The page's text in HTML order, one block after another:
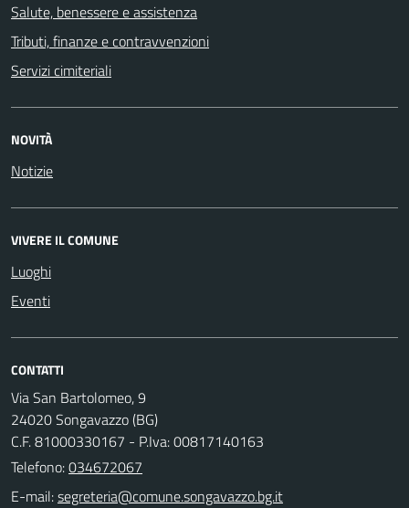
Salute, benessere e assistenza
Tributi, finanze e contravvenzioni
Servizi cimiteriali
NOVITÀ
Notizie
VIVERE IL COMUNE
Luoghi
Eventi
CONTATTI
Via San Bartolomeo, 9
24020 Songavazzo (BG)
C.F. 81000330167 - P.Iva: 00817140163
Telefono:034672067
E-mail: